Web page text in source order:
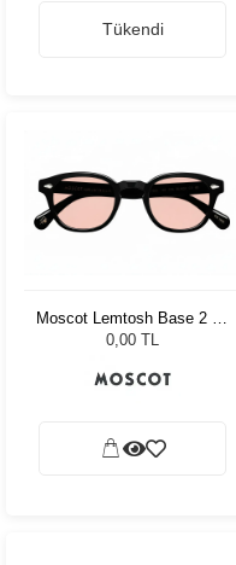
Tükendi
Moscot Lemtosh Base 2 49
Black Ny Rose
0,00 TL